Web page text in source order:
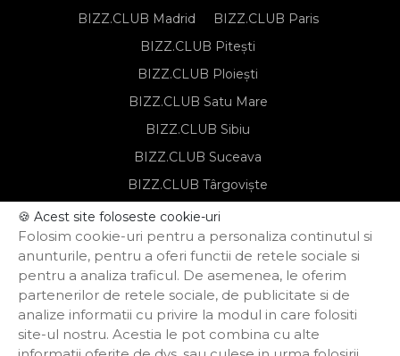
BIZZ.CLUB Madrid
BIZZ.CLUB Paris
BIZZ.CLUB Pitești
BIZZ.CLUB Ploiești
BIZZ.CLUB Satu Mare
BIZZ.CLUB Sibiu
BIZZ.CLUB Suceava
BIZZ.CLUB Târgoviște
BIZZ.CLUB Târgu Mureș
BIZZ.CLUB Timișoara
Notă de informare privind prelucrarea
datelor personale
Regulament de organizare și
🍪 Acest site foloseste cookie-uri
Folosim cookie-uri pentru a personaliza continutul si
anunturile, pentru a oferi functii de retele sociale si
pentru a analiza traficul. De asemenea, le oferim
partenerilor de retele sociale, de publicitate si de
analize informatii cu privire la modul in care folositi
site-ul nostru. Acestia le pot combina cu alte